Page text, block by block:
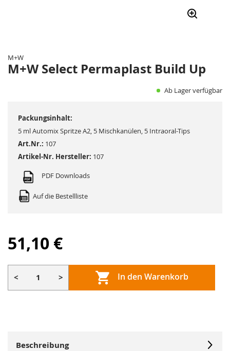
Bildergalerie
springen
M+W
M+W Select Permaplast Build Up
Ab Lager verfügbar
PDF Downloads
Art.Nr.: 107
Auf die Bestellliste
Artikel-Nr. Hersteller: 107
Packungsinhalt:
5 ml Automix Spritze A2, 5 Mischkanülen, 5 Intraoral-Tips
51,10 €
< > In den Warenkorb
Beschreibung